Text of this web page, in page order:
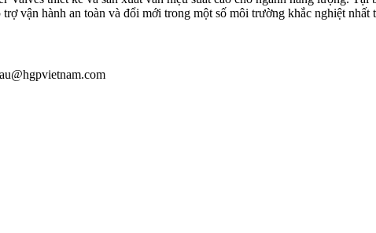
vận hành an toàn và đổi mới trong một số môi trường khắc nghiệt nhất